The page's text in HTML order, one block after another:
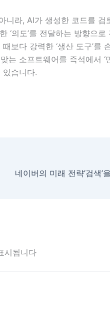
니라, AI가 생성한 코드를 검
‘의도’를 전달하는 방향으로
보다 강력한 ‘생산 도구’를
는 소프트웨어를 즉석에서 ‘
있습니다.
시됩니다